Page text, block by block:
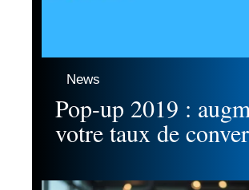
News
Pop-up 2019 :
votre taux de